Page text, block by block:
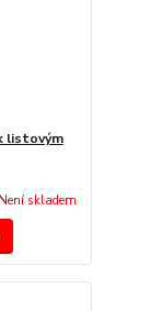
listovým
Není skladem